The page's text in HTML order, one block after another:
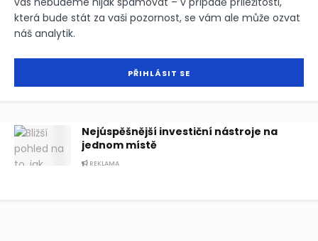
která bude stát za vaši pozornost, se vám ale může ozvat
náš analytik.
Nejúspěšnější investiční nástroje na
jednom místě
REKLAMA